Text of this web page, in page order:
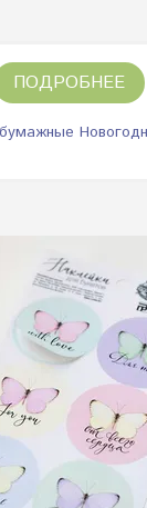
ПОДРОБНЕЕ